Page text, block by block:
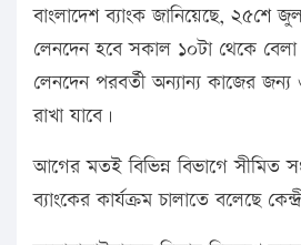
বাংলাদেশ ব্যাংক জানিয়েছে, ২৫শে
লেনদেন হবে সকাল ১০টা থেকে বেলা
লেনদেন পরবর্তী অন্যান্য কাজের জন্য
রাখা যাবে।
আগের মতই বিভিন্ন বিভাগে সীমিত
ব্যাংকের কার্যক্রম চালাতে বলেছে